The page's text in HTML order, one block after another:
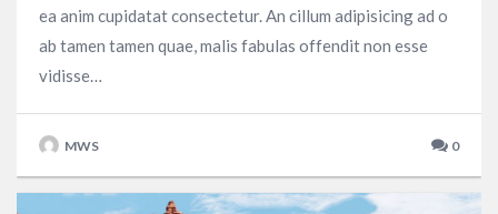
ea anim cupidatat consectetur. An cillum adipisicing ad o
ab tamen tamen quae, malis fabulas offendit non esse
vidisse…
MWS 0